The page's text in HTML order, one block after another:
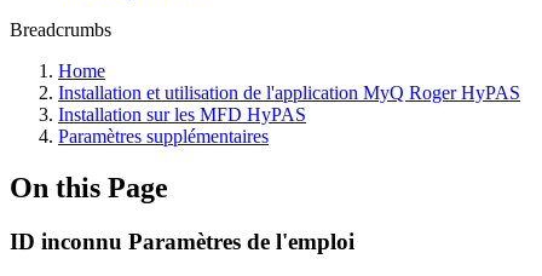
Breadcrumbs
Home
Installation et utilisation de l'application MyQ Roger HyPAS
Installation sur les MFD HyPAS
Paramètres supplémentaires
On this Page
ID inconnu Paramètres de l'emploi